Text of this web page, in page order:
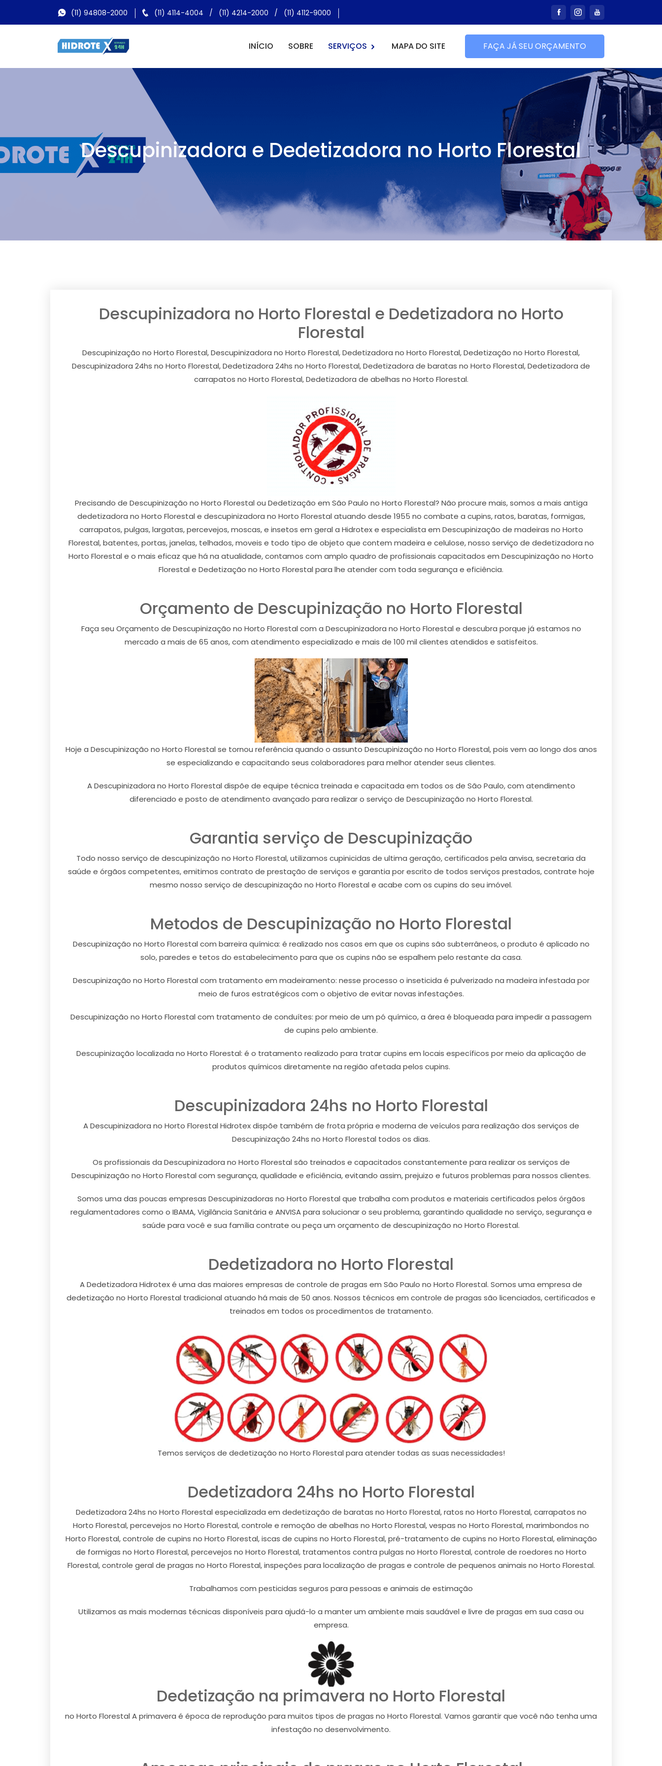
(11) 94808-2000 (11) 4114-4004 / (11) 4214-2000 / (11) 4112-9000
INÍCIO SOBRE SERVIÇOS MAPA DO SITE FAÇA JÁ SEU ORÇAMENTO
Descupinizadora e Dedetizadora no Horto Florestal
Descupinizadora no Horto Florestal e Dedetizadora no Horto
Florestal
Descupinização no Horto Florestal, Descupinizadora no Horto Florestal, Dedetizadora no Horto Florestal, Dedetização no Horto Florestal,
Descupinizadora 24hs no Horto Florestal, Dedetizadora 24hs no Horto Florestal, Dedetizadora de baratas no Horto Florestal, Dedetizadora de
carrapatos no Horto Florestal, Dedetizadora de abelhas no Horto Florestal.
Precisando de Descupinização no Horto Florestal ou Dedetização em São Paulo no Horto Florestal? Não procure mais, somos a mais antiga
dedetizadora no Horto Florestal e descupinizadora no Horto Florestal atuando desde 1955 no combate a cupins, ratos, baratas, formigas,
carrapatos, pulgas, largatas, percevejos, moscas, e insetos em geral a Hidrotex e especialista em Descupinização de madeiras no Horto
Florestal, batentes, portas, janelas, telhados, moveis e todo tipo de objeto que contem madeira e celulose, nosso serviço de dedetizadora no
Horto Florestal e o mais eficaz que há na atualidade, contamos com amplo quadro de profissionais capacitados em Descupinização no Horto
Florestal e Dedetização no Horto Florestal para lhe atender com toda segurança e eficiência.
Orçamento de Descupinização no Horto Florestal
Faça seu Orçamento de Descupinização no Horto Florestal com a Descupinizadora no Horto Florestal e descubra porque já estamos no
mercado a mais de 65 anos, com atendimento especializado e mais de 100 mil clientes atendidos e satisfeitos.
Hoje a Descupinização no Horto Florestal se tornou referência quando o assunto Descupinização no Horto Florestal, pois vem ao longo dos anos
se especializando e capacitando seus colaboradores para melhor atender seus clientes.
A Descupinizadora no Horto Florestal dispõe de equipe técnica treinada e capacitada em todos os de São Paulo, com atendimento
diferenciado e posto de atendimento avançado para realizar o serviço de Descupinização no Horto Florestal.
Garantia serviço de Descupinização
Todo nosso serviço de descupinização no Horto Florestal, utilizamos cupinicidas de ultima geração, certificados pela anvisa, secretaria da
saúde e órgãos competentes, emitimos contrato de prestação de serviços e garantia por escrito de todos serviços prestados, contrate hoje
mesmo nosso serviço de descupinização no Horto Florestal e acabe com os cupins do seu imóvel.
Metodos de Descupinização no Horto Florestal
Descupinização no Horto Florestal com barreira química: é realizado nos casos em que os cupins são subterrâneos, o produto é aplicado no
solo, paredes e tetos do estabelecimento para que os cupins não se espalhem pelo restante da casa.
Descupinização no Horto Florestal com tratamento em madeiramento: nesse processo o inseticida é pulverizado na madeira infestada por
meio de furos estratégicos com o objetivo de evitar novas infestações.
Descupinização no Horto Florestal com tratamento de conduítes: por meio de um pó químico, a área é bloqueada para impedir a passagem
de cupins pelo ambiente.
Descupinização localizada no Horto Florestal: é o tratamento realizado para tratar cupins em locais específicos por meio da aplicação de
produtos químicos diretamente na região afetada pelos cupins.
Descupinizadora 24hs no Horto Florestal
A Descupinizadora no Horto Florestal Hidrotex dispõe também de frota própria e moderna de veículos para realização dos serviços de
Descupinização 24hs no Horto Florestal todos os dias.
Os profissionais da Descupinizadora no Horto Florestal são treinados e capacitados constantemente para realizar os serviços de
Descupinização no Horto Florestal com segurança, qualidade e eficiência, evitando assim, prejuizo e futuros problemas para nossos clientes.
Somos uma das poucas empresas Descupinizadoras no Horto Florestal que trabalha com produtos e materiais certificados pelos órgãos
regulamentadores como o IBAMA, Vigilância Sanitária e ANVISA para solucionar o seu problema, garantindo qualidade no serviço, segurança e
saúde para você e sua família contrate ou peça um orçamento de descupinização no Horto Florestal.
Dedetizadora no Horto Florestal
A Dedetizadora Hidrotex é uma das maiores empresas de controle de pragas em São Paulo no Horto Florestal. Somos uma empresa de
dedetização no Horto Florestal tradicional atuando há mais de 50 anos. Nossos técnicos em controle de pragas são licenciados, certificados e
treinados em todos os procedimentos de tratamento.
Temos serviços de dedetização no Horto Florestal para atender todas as suas necessidades!
Dedetizadora 24hs no Horto Florestal
Dedetizadora 24hs no Horto Florestal especializada em dedetização de baratas no Horto Florestal, ratos no Horto Florestal, carrapatos no
Horto Florestal, percevejos no Horto Florestal, controle e remoção de abelhas no Horto Florestal, vespas no Horto Florestal, marimbondos no
Horto Florestal, controle de cupins no Horto Florestal, iscas de cupins no Horto Florestal, pré-tratamento de cupins no Horto Florestal, eliminação
de formigas no Horto Florestal, percevejos no Horto Florestal, tratamentos contra pulgas no Horto Florestal, controle de roedores no Horto
Florestal, controle geral de pragas no Horto Florestal, inspeções para localização de pragas e controle de pequenos animais no Horto Florestal.
Trabalhamos com pesticidas seguros para pessoas e animais de estimação
Utilizamos as mais modernas técnicas disponíveis para ajudá-lo a manter um ambiente mais saudável e livre de pragas em sua casa ou
empresa.
Dedetização na primavera no Horto Florestal
no Horto Florestal A primavera é época de reprodução para muitos tipos de pragas no Horto Florestal. Vamos garantir que você não tenha uma
infestação no desenvolvimento.